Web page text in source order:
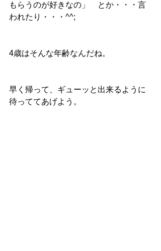
もらうのが好きなの」　とか・・・言
われたり・・・^^;
4歳はそんな年齢なんだね。
早く帰って、ギューッと出来るように
待っててあげよう。